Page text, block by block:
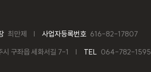
최만제 사업자등록번호 616-82-17807
시 구좌읍 세화서길 7-1 TEL 064-782-1595